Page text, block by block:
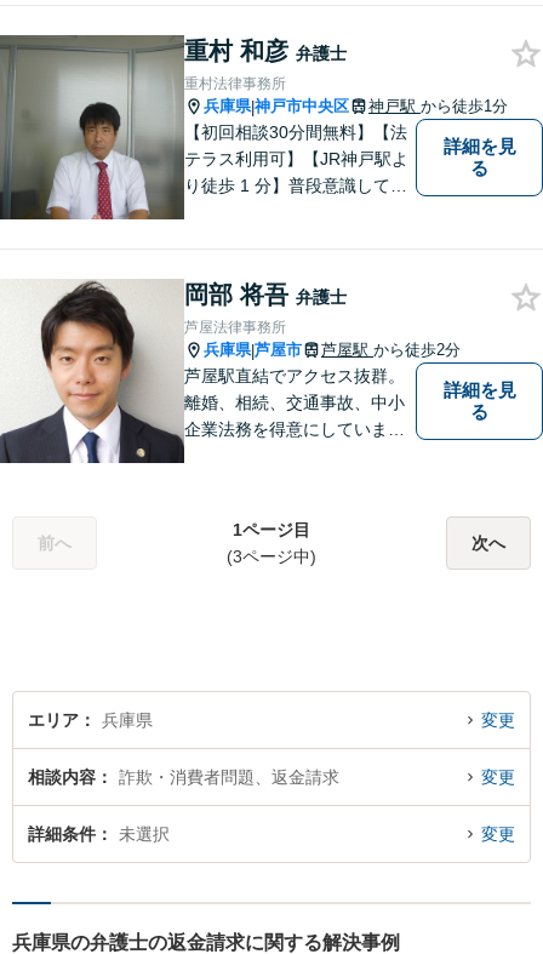
ます。 お困りの方は、お気軽
にご相談ください。
重村 和彦 弁護士
重村法律事務所
兵庫県|神戸市中央区 神戸駅 から徒歩1分
【初回相談30分間無料】【法
テラス利用可】【JR神戸駅よ
り徒歩 1 分】普段意識してい
気軽にご相談下さい。
詳細を見
る
岡部 将吾 弁護士
芦屋法律事務所
兵庫県|芦屋市 芦屋駅 から徒歩2分
芦屋駅直結でアクセス抜群。
離婚、相続、交通事故、中小
企業法務を得意にしていま
可♯中小企業診断士資格有り
詳細を見
る
前へ
1ページ目
(3ページ中)
次へ
エリア 兵庫県 変更
相談内容 詐欺・消費者問題、返金請求 変更
詳細条件 未選択 変更
兵庫県の弁護士の返金請求に関する解決事例